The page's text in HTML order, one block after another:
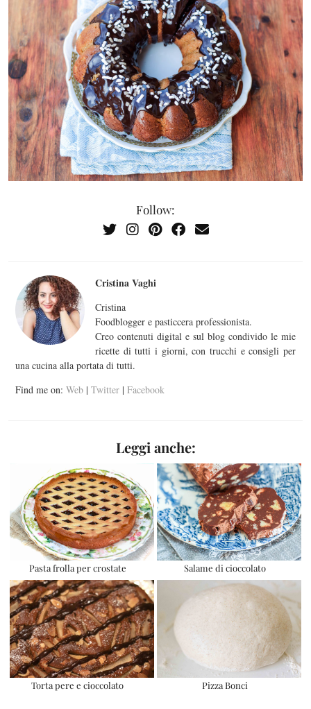
Follow:
Cristina Vaghi
Cristina
Foodblogger e pasticcera professionista.
Creo contenuti digital e sul blog condivido le mie
ricette di tutti i giorni, con trucchi e consigli per
una cucina alla portata di tutti.
Find me on: Web | Twitter | Facebook
Leggi anche:
Pasta frolla per crostate Salame di cioccolato
Torta pere e cioccolato Pizza Bonci